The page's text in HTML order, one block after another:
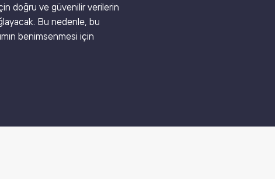
doğru ve güvenilir verilerin
Bu nedenle, bu
benimsenmesi için